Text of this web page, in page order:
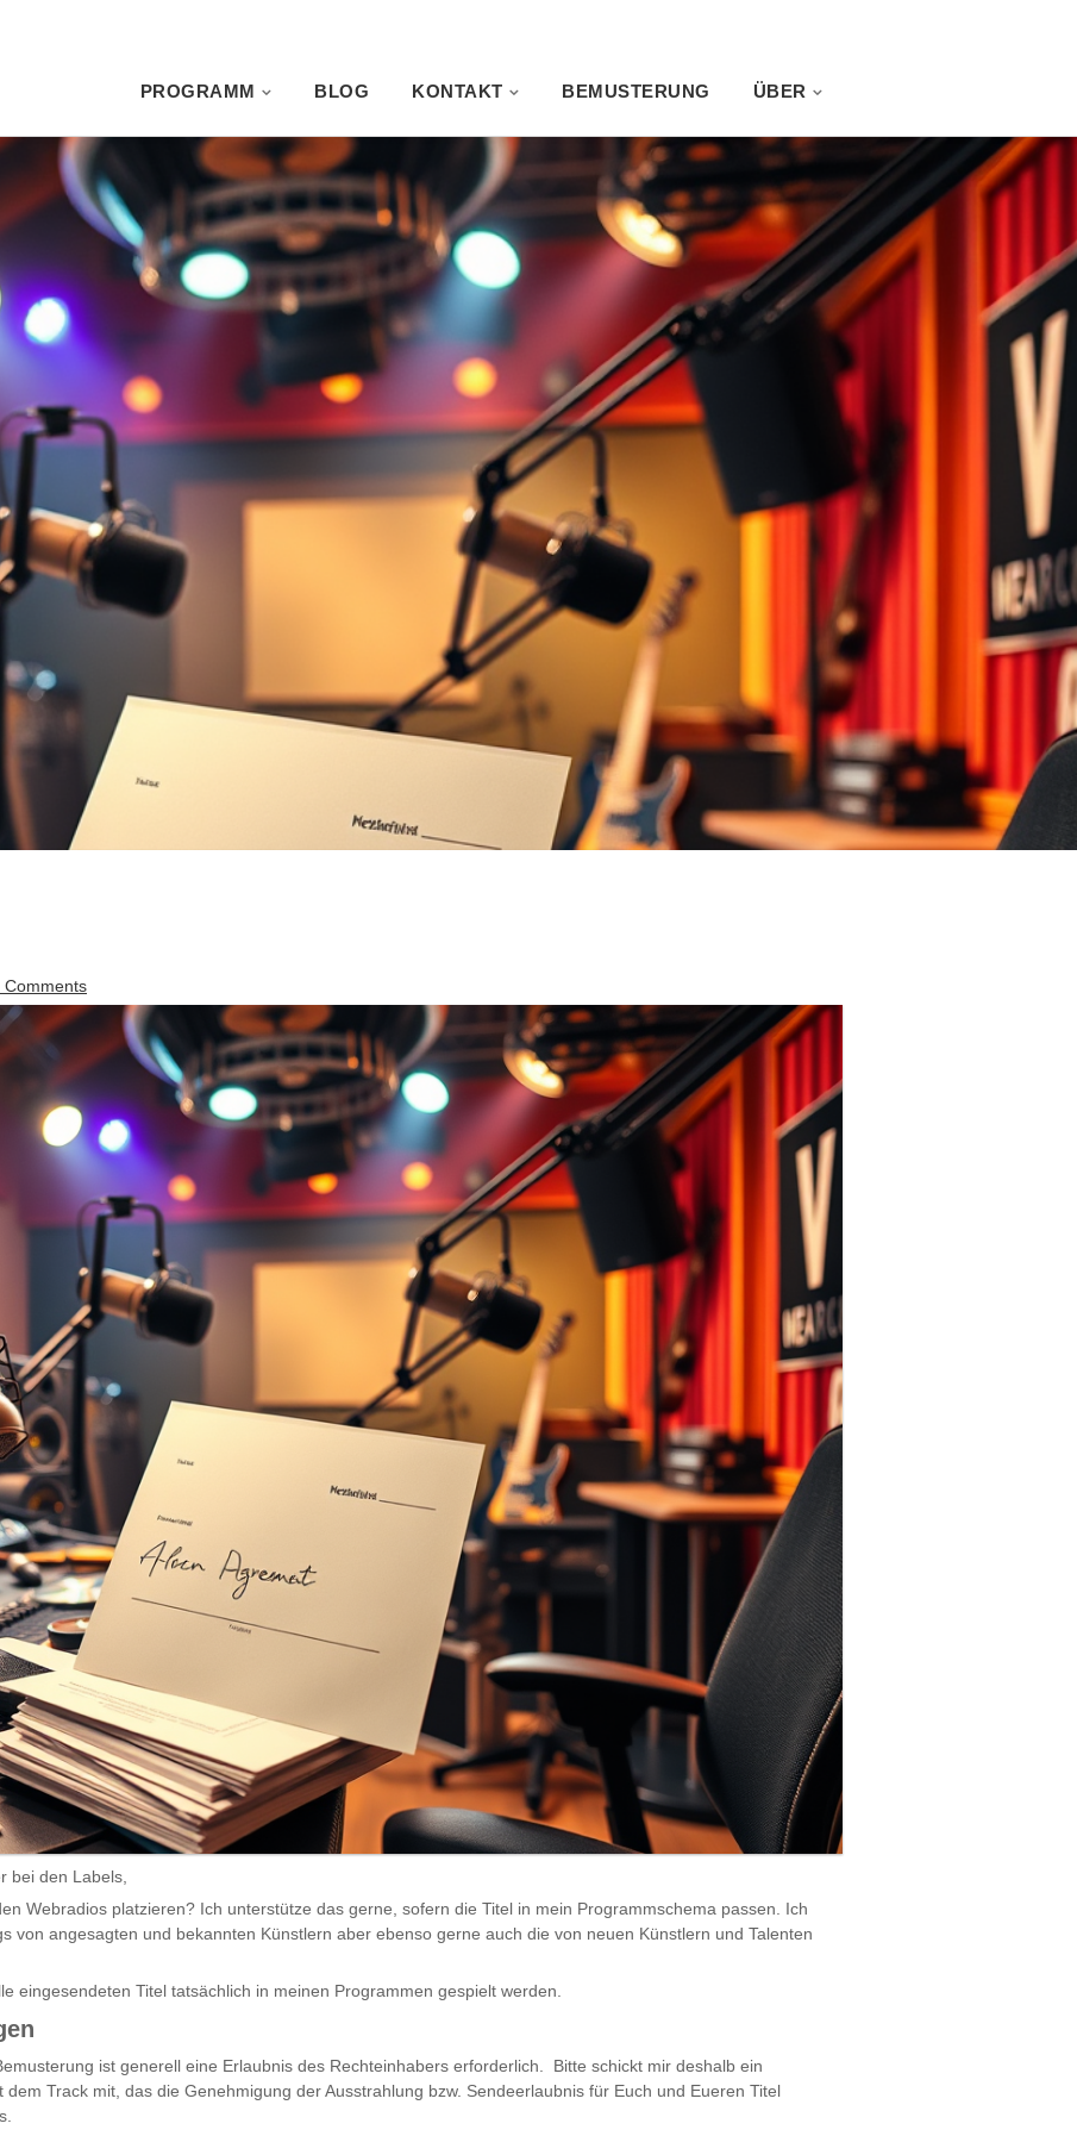
PROGRAMM BLOG KONTAKT BEMUSTERUNG ÜBER
Comments
bei den Labels,
Webradios platzieren? Ich unterstütze das gerne, sofern die Titel in mein Programmschema passen. Ich
von angesagten und bekannten Künstlern aber ebenso gerne auch die von neuen Künstlern und Talenten
eingesendeten Titel tatsächlich in meinen Programmen gespielt werden.
ist generell eine Erlaubnis des Rechteinhabers erforderlich. Bitte schickt mir deshalb ein
Track mit, das die Genehmigung der Ausstrahlung bzw. Sendeerlaubnis für Euch und Eueren Titel